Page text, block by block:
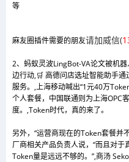
等
麻友圈插件需要的朋友请加威信(
2、蚂蚁灵波LingBot-VA论文被机器
边行动,🛒 高德问店选址智能助手
服务。,上海移动喊出“1元40万
个人套餐，中国联通则为上海OPC
度。,Token时代，真的来了。
另外，“运营商现在的Token套餐并
厂商相关产品负责人说，“而且对
Token量是远远不够的。”,商汤